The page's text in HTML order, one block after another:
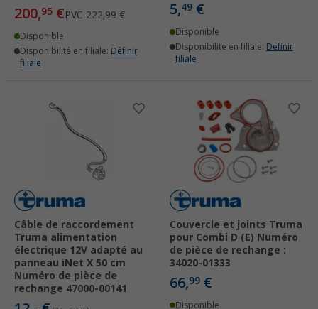
200,95 €PVC 222,99 €
Disponible
Disponibilité en filiale: Définir
filiale
5,49 €
Disponible
Disponibilité en filiale: Définir
filiale
Câble de raccordement
Truma alimentation
électrique 12V adapté au
panneau iNet X 50 cm
Numéro de pièce de
rechange 47000-00141
Couvercle et joints Truma
pour Combi D (E) Numéro
de pièce de rechange :
34020-01333
66,99 €
Disponible